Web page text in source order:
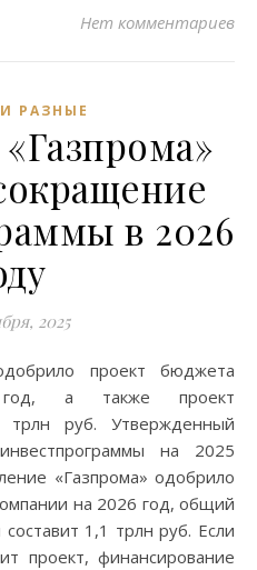
Нет комментариев
РАЗНЫЕ
в 2026
2025
а также проект
трлн руб. Утвержденный
на 2025
«Газпрома» одобрило
на 2026 год, общий
1,1 трлн руб. Если
проект, финансирование